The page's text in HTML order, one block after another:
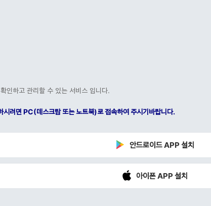
인하고 관리할 수 있는 서비스 입니다.
면 PC(데스크탑 또는 노트북)로 접속하여 주시기바랍니다.
안드로이드 APP 설치
아이폰 APP 설치